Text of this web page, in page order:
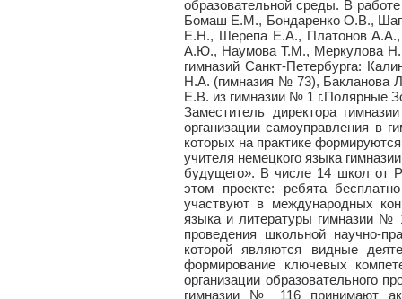
образовательной среды. В
Бомаш Е.М., Бондаренко О.В.,
Е.Н., Шерепа Е.А., Платонов
А.Ю., Наумова Т.М., Меркулова
гимназий Санкт-Петербурга:
Н.А. (гимназия № 73), Бакланова
Е.В. из гимназии № 1 г.Полярные
Заместитель директора
организации самоуправления в
которых на практике
учителя немецкого языка
будущего». В числе 14 школ от
этом проекте: ребята
участвуют в международных
языка и литературы гимназии №
проведения школьной научно-
которой являются видные
формирование ключевых
организации образовательного
гимназии № 116 принимают